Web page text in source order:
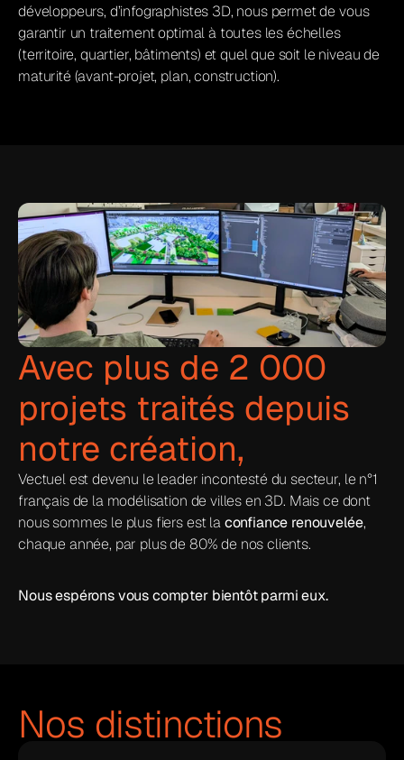
développeurs, d’infographistes 3D, nous permet de vous
garantir un traitement optimal à toutes les échelles
(territoire, quartier, bâtiments) et quel que soit le niveau de
maturité (avant-projet, plan, construction).
Avec plus de 2 000
projets traités depuis
notre création,
Vectuel est devenu le leader incontesté du secteur, le n°1
français de la modélisation de villes en 3D. Mais ce dont
nous sommes le plus fiers est la confiance renouvelée,
chaque année, par plus de 80% de nos clients.
Nous espérons vous compter bientôt parmi eux.
Nos distinctions